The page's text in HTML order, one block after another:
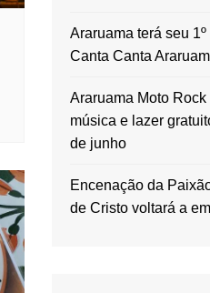
Araruama terá seu
Canta Canta
Araruama Moto
música e lazer
de junho
Encenação da
de Cristo voltará a